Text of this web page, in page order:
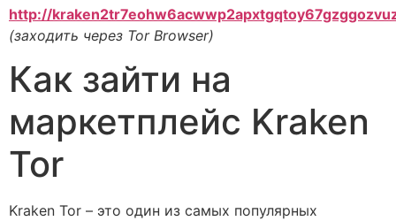
http://
(заходить через Tor Browser)
Как зайти на
маркетплейс Kraken
Tor
Kraken Tor – это один из самых популярных